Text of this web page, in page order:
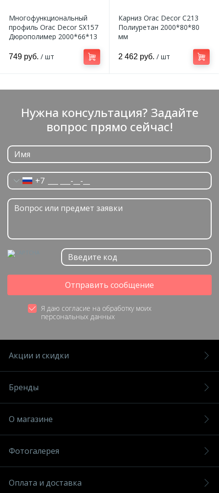
Многофункциональный
профиль Orac Decor SX157
Дюрополимер 2000*66*13
749 руб. / шт
Карниз Orac Decor C213
Полиуретан 2000*80*80
мм
2 462 руб. / шт
Нужна консультация? Задайте
вопрос прямо сейчас!
+7
Отправить сообщение
Я даю согласие на обработку моих
персональных данных
Акции и скидки
Бренды
О магазине
Фотогалерея
Оплата и доставка